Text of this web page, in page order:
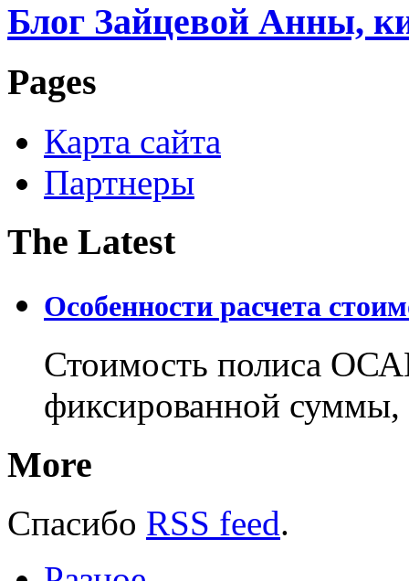
Блог Зайцевой Анны,
Pages
Карта сайта
Партнеры
The Latest
Особенности расчета
Стоимость полиса
фиксированной
More
Спасибо RSS feed.